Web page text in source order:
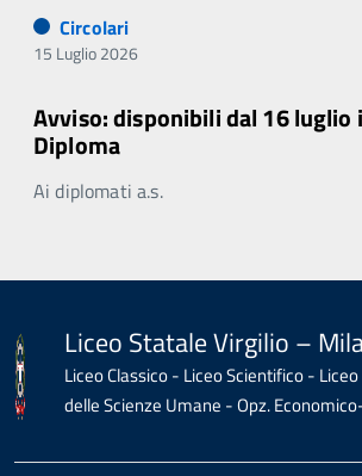
Circolari
15 Luglio 2026
Avviso: disponibili dal 16 luglio
Diploma
Ai diplomati a.s.
Liceo Statale Virgilio –
Liceo Classico - Liceo Scientifico -
delle Scienze Umane - Opz.